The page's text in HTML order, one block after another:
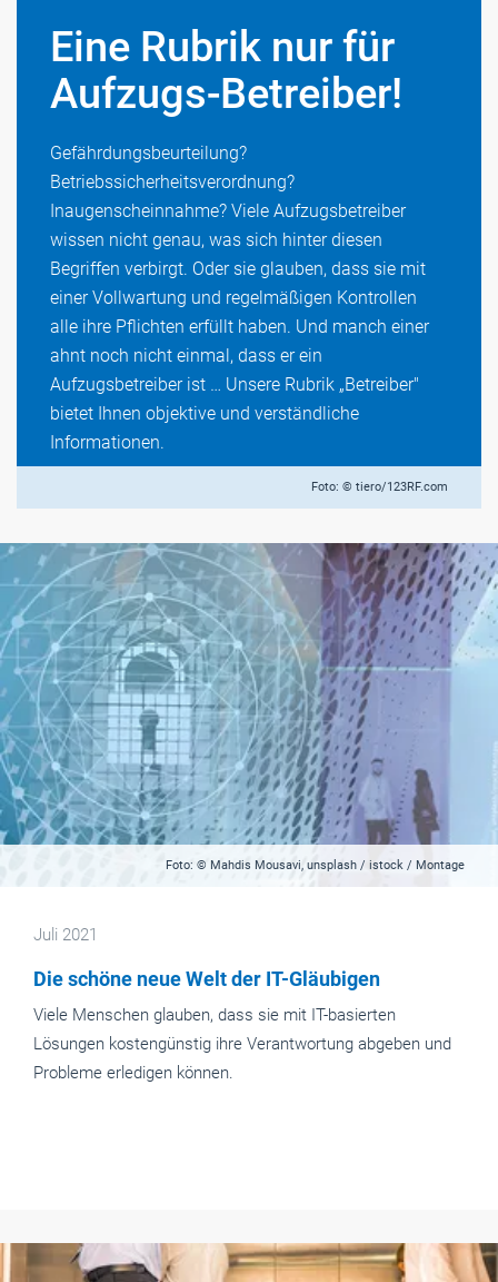
Foto: © tiero/123RF.com
Eine Rubrik nur für
Aufzugs-Betreiber!
Gefährdungsbeurteilung?
Betriebssicherheitsverordnung?
Inaugenscheinnahme? Viele Aufzugsbetreiber
wissen nicht genau, was sich hinter diesen
Begriffen verbirgt. Oder sie glauben, dass sie mit
einer Vollwartung und regelmäßigen Kontrollen
alle ihre Pflichten erfüllt haben. Und manch einer
ahnt noch nicht einmal, dass er ein
Aufzugsbetreiber ist … Unsere Rubrik „Betreiber"
bietet Ihnen objektive und verständliche
Informationen.
Foto: © Mahdis Mousavi, unsplash / istock / Montage
Juli 2021
Die schöne neue Welt der IT-Gläubigen
Viele Menschen glauben, dass sie mit IT-basierten
Lösungen kostengünstig ihre Verantwortung abgeben und
Probleme erledigen können.